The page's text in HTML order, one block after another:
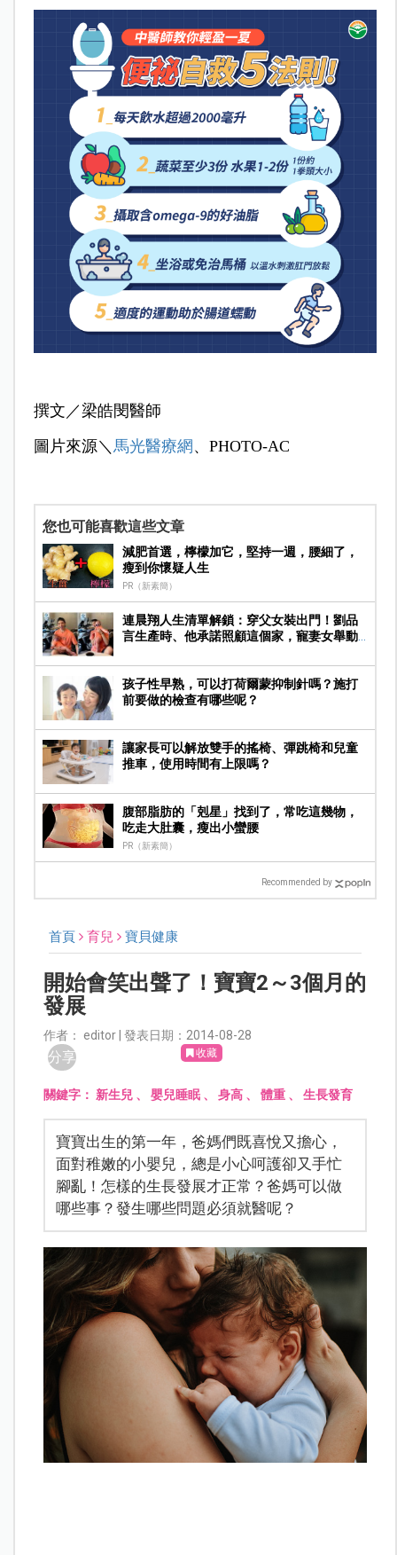
撰文／梁皓閔醫師
圖片來源＼ 馬光醫療網 、PHOTO-AC
您也可能喜歡這些文章
減肥首選，檸檬加它，堅持一週，腰細了，
瘦到你懷疑人生
PR（新素簡）
連晨翔人生清單解鎖：穿父女裝出門！劉品
言生產時、他承諾照顧這個家，寵妻女舉動
孩子性早熟，可以打荷爾蒙抑制針嗎？施打
前要做的檢查有哪些呢？
讓家長可以解放雙手的搖椅、彈跳椅和兒童
推車，使用時間有上限嗎？
腹部脂肪的「剋星」找到了，常吃這幾物，
吃走大肚囊，瘦出小蠻腰
PR（新素簡）
Recommended by
首頁 育兒 寶貝健康
開始會笑出聲了！寶寶2～3個月的
發展
作者： editor | 發表日期：2014-08-28
分享 收藏
關鍵字： 新生兒 、嬰兒睡眠 、身高 、體重 、生長發育
寶寶出生的第一年，爸媽們既喜悅又擔心，
面對稚嫩的小嬰兒，總是小心呵護卻又手忙
腳亂！怎樣的生長發展才正常？爸媽可以做
哪些事？發生哪些問題必須就醫呢？